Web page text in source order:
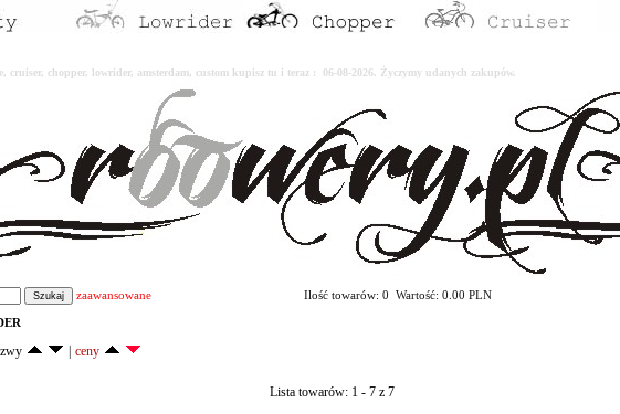
cruiser, chopper, lowrider, amsterdam, custom kupisz tu i teraz : 06-08-2026. Życzymy udanych zakupów.
zaawansowane Ilość towarów: 0 Wartość: 0.00 PLN
ceny
Lista towarów: 1 - 7 z 7